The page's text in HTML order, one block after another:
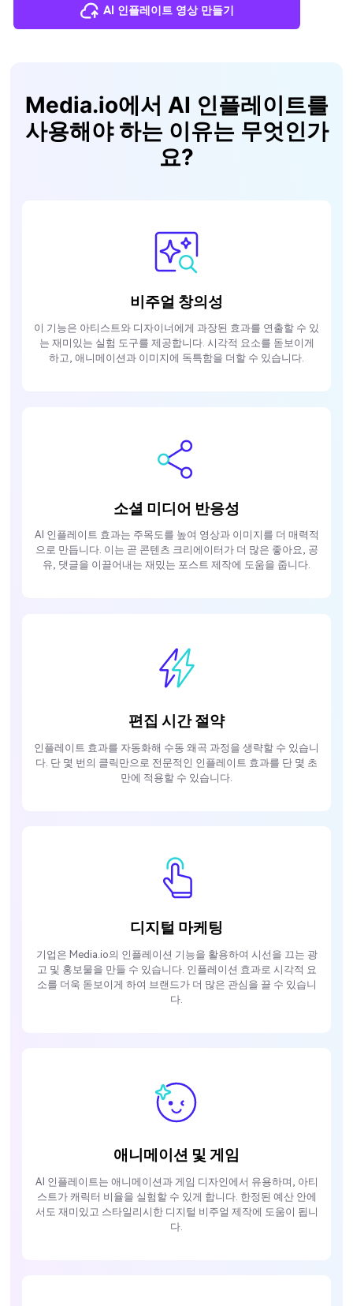
AI 인플레이트 영상 만들기
Media.io에서 AI 인플레이트를
사용해야 하는 이유는 무엇인가
요?
비주얼 창의성
이 기능은 아티스트와 디자이너에게 과장된 효과를 연출할 수 있
는 재미있는 실험 도구를 제공합니다. 시각적 요소를 돋보이게
하고, 애니메이션과 이미지에 독특함을 더할 수 있습니다.
소셜 미디어 반응성
AI 인플레이트 효과는 주목도를 높여 영상과 이미지를 더 매력적
으로 만듭니다. 이는 곧 콘텐츠 크리에이터가 더 많은 좋아요, 공
유, 댓글을 이끌어내는 재밌는 포스트 제작에 도움을 줍니다.
편집 시간 절약
인플레이트 효과를 자동화해 수동 왜곡 과정을 생략할 수 있습니
다. 단 몇 번의 클릭만으로 전문적인 인플레이트 효과를 단 몇 초
만에 적용할 수 있습니다.
디지털 마케팅
기업은 Media.io의 인플레이션 기능을 활용하여 시선을 끄는 광
고 및 홍보물을 만들 수 있습니다. 인플레이션 효과로 시각적 요
소를 더욱 돋보이게 하여 브랜드가 더 많은 관심을 끌 수 있습니
다.
애니메이션 및 게임
AI 인플레이트는 애니메이션과 게임 디자인에서 유용하며, 아티
스트가 캐릭터 비율을 실험할 수 있게 합니다. 한정된 예산 안에
서도 재미있고 스타일리시한 디지털 비주얼 제작에 도움이 됩니
다.